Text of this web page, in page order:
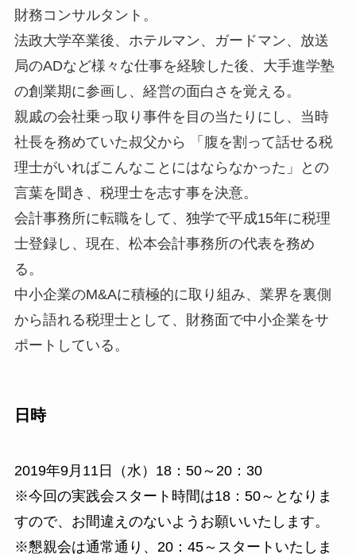
財務コンサルタント。
法政大学卒業後、ホテルマン、ガードマン、放送
局のADなど様々な仕事を経験した後、大手進学塾
の創業期に参画し、経営の面白 さを覚える。
親戚の会社乗っ取り事件を目の当たりにし、当時
社長を務めていた叔父から 「腹を割って話せる税
理士がいればこんなことにはならなかった」
との
言葉を聞き、税理士を志す事を決意。
会計事務所に転職をして、独学で平成15年に税理
士登録し、現在、松本会計事務所の代表を務め
る。
中小企業のM&Aに積極的に取り組み、業界を裏側
から語れる税理士として、財務面で中小企業をサ
ポートしている。
日時
2019年9月11日（水）18：50～20：30
※今回の実践会スタート時間は18：50～となりま
すので、お間違えのないようお願いいたします。
※懇親会は通常通り、20：45～スタートいたしま